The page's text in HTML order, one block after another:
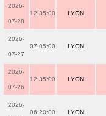
2026-
07-28
12:35:00 LYON
2026-
07-27
07:05:00 LYON
2026-
07-26
12:35:00 LYON
2026-
06:20:00 LYON